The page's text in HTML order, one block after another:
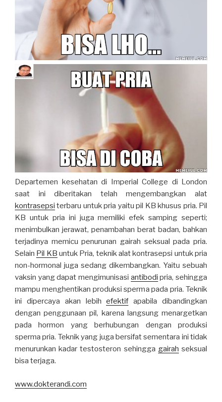
Departemen kesehatan di Imperial College di London
saat ini diberitakan telah mengembangkan alat
kontrasepsi terbaru untuk pria yaitu pil KB khusus pria. Pil
KB untuk pria ini juga memiliki efek samping seperti;
menimbulkan jerawat, penambahan berat badan, bahkan
terjadinya memicu penurunan gairah seksual pada pria.
Selain Pil KB untuk Pria, teknik alat kontrasepsi untuk pria
non-hormonal juga sedang dikembangkan. Yaitu sebuah
vaksin yang dapat mengimunisasi antibodi pria, sehingga
mampu menghentikan produksi sperma pada pria. Teknik
ini dipercaya akan lebihefektif apabila dibandingkan
dengan penggunaan pil, karena langsung menargetkan
pada hormon yang berhubungan dengan produksi
sperma pria. Teknik yang juga bersifat sementara ini tidak
menurunkan kadar testosteron sehingga gairah seksual
bisa terjaga.
www.dokterandi.com